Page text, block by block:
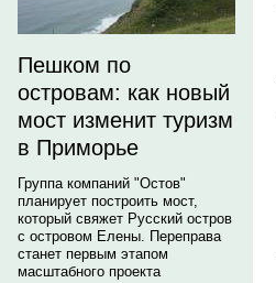
Пешком по
островам: как новый
мост изменит туризм
в Приморье
Группа компаний "Остов"
планирует построить мост,
который свяжет Русский остров
с островом Елены. Переправа
станет первым этапом
масштабного проекта